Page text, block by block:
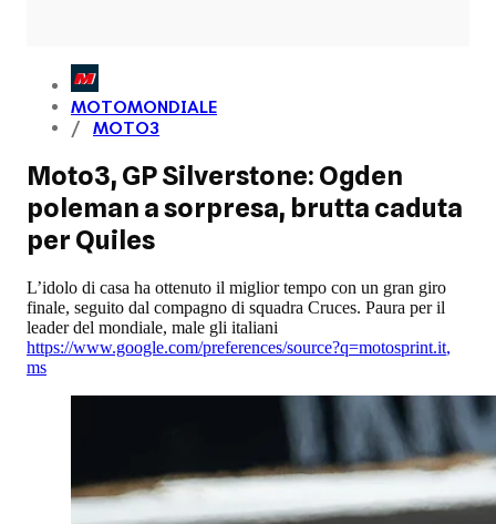
MOTOMONDIALE
MOTO3
Moto3, GP Silverstone: Ogden
poleman a sorpresa, brutta caduta
per Quiles
L’idolo di casa ha ottenuto il miglior tempo con un gran giro
finale, seguito dal compagno di squadra Cruces. Paura per il
leader del mondiale, male gli italiani
https://www.google.com/preferences/source?q=motosprint.it,
ms